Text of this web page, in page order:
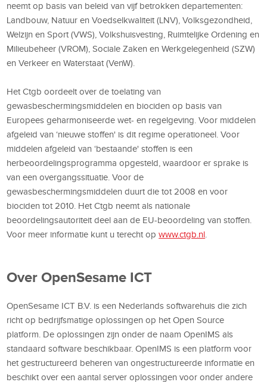
neemt op basis van beleid van vijf betrokken departementen:
Landbouw, Natuur en Voedselkwaliteit (LNV), Volksgezondheid,
Welzijn en Sport (VWS), Volkshuisvesting, Ruimtelijke Ordening en
Milieubeheer (VROM), Sociale Zaken en Werkgelegenheid (SZW)
en Verkeer en Waterstaat (VenW).
Het Ctgb oordeelt over de toelating van
gewasbeschermingsmiddelen en biociden op basis van
Europees geharmoniseerde wet- en regelgeving. Voor middelen
afgeleid van ‘nieuwe stoffen' is dit regime operationeel. Voor
middelen afgeleid van ‘bestaande' stoffen is een
herbeoordelingsprogramma opgesteld, waardoor er sprake is
van een overgangssituatie. Voor de
gewasbeschermingsmiddelen duurt die tot 2008 en voor
biociden tot 2010. Het Ctgb neemt als nationale
beoordelingsautoriteit deel aan de EU-beoordeling van stoffen.
Voor meer informatie kunt u terecht opwww.ctgb.nl
Over OpenSesame ICT
OpenSesame ICT B.V. is een Nederlands softwarehuis die zich
richt op bedrijfsmatige oplossingen op het Open Source
platform. De oplossingen zijn onder de naam OpenIMS als
standaard software beschikbaar. OpenIMS is een platform voor
het gestructureerd beheren van ongestructureerde informatie en
beschikt over een aantal server oplossingen voor onder andere